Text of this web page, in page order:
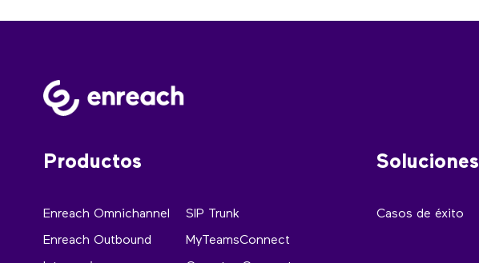
Productos
Enreach Omnichannel
Enreach Outbound
SIP Trunk
MyTeamsConnect
Soluciones
Casos de éxito